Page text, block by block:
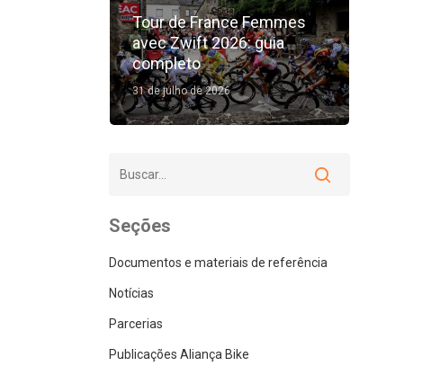
Tour de France Femmes
avec Zwift 2026: guia
completo
31 de julho de 2026
Seções
Documentos e materiais de referência
Notícias
Parcerias
Publicações Aliança Bike